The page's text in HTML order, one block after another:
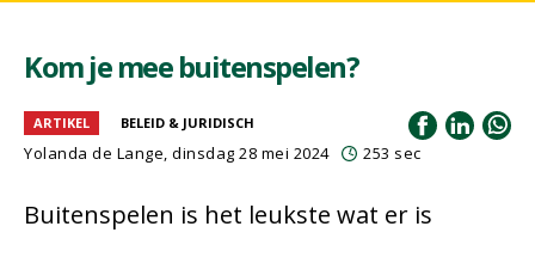
Kom je mee buitenspelen?
ARTIKEL BELEID & JURIDISCH
Yolanda de Lange, dinsdag 28 mei 2024 253 sec
Buitenspelen is het leukste wat er is